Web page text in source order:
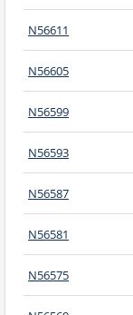
N56611
N56605
N56599
N56593
N56587
N56581
N56575